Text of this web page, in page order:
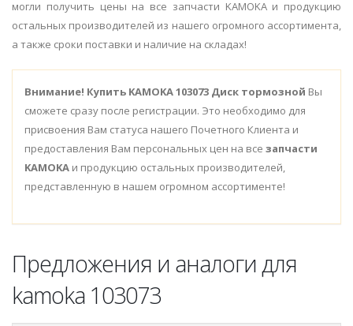
могли получить цены на все запчасти KAMOKA и продукцию
остальных производителей из нашего огромного ассортимента,
а также сроки поставки и наличие на складах!
Внимание! Купить KAMOKA 103073 Диск тормозной Вы
сможете сразу после регистрации. Это необходимо для
присвоения Вам статуса нашего Почетного Клиента и
предоставления Вам персональных цен на все запчасти
KAMOKA и продукцию остальных производителей,
представленную в нашем огромном ассортименте!
Предложения и аналоги для
kamoka 103073